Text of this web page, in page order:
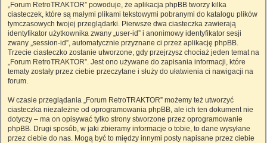
„Forum RetroTRAKTOR” powoduje, że aplikacja phpBB tworzy kilka
ciasteczek, które są małymi plikami tekstowymi pobranymi do katalogu plików
tymczasowych twojej przeglądarki. Pierwsze dwa ciasteczka zawierają
identyfikator użytkownika zwany „user-id” i anonimowy identyfikator sesji
zwany „session-id”, automatycznie przyznane ci przez aplikację phpBB.
Trzecie ciasteczko zostanie utworzone, gdy przejrzysz chociaż jeden temat na
„Forum RetroTRAKTOR”. Jest ono używane do zapisania informacji, które
tematy zostały przez ciebie przeczytane i służy do ułatwienia ci nawigacji na
forum.
W czasie przeglądania „Forum RetroTRAKTOR” możemy też utworzyć
ciasteczka niezależne od oprogramowania phpBB, ale ich ten dokument nie
dotyczy – ma on opisywać tylko strony stworzone przez oprogramowanie
phpBB. Drugi sposób, w jaki zbieramy informacje o tobie, to dane wysyłane
przez ciebie do nas. Mogą być to między innymi posty napisane przez ciebie